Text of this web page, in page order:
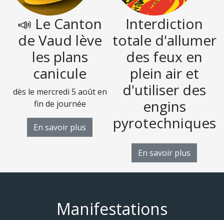
📣 Le Canton
de Vaud lève
les plans
canicule
dès le mercredi 5 août en
fin de journée
En savoir plus
Interdiction
totale d'allumer
des feux en
plein air et
d'utiliser des
engins
pyrotechniques
En savoir plus
Manifestations